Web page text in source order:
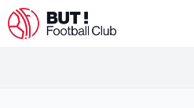
Aller
au